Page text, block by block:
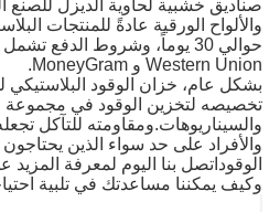
صناديق خشبية لحاوية الديزل للصنع
والألواح الورقية عادةً للمنتجات
Western Union و MoneyGram.
بشكل عام، خزان الوقود البلاستيكي
تخصيصه لتخزين الوقود في مجموعة
والسيناريوهات.ومقاومته للتآكل
والأفراد على حد سواء الذين
وكيف يمكننا مساعدتك في تلبية